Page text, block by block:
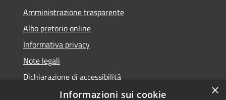
Amministrazione trasparente
Albo pretorio online
Informativa privacy
Note legali
Dichiarazione di accessibilità
×
Informazioni sui cookie